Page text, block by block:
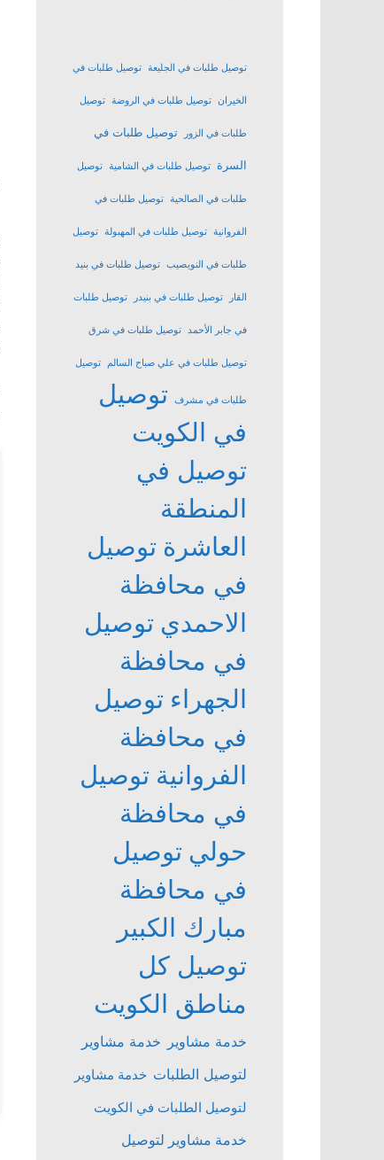
توصيل طلبات في الجليعة توصيل طلبات في
الخيران توصيل طلبات في الروضة توصيل
طلبات في الزور توصيل طلبات في
السرة توصيل طلبات في الشامية توصيل
طلبات في الصالحية توصيل طلبات في
الفروانية توصيل طلبات في المهبولة توصيل
طلبات في النويصيب توصيل طلبات في بنيد
القار توصيل طلبات في بنيدر توصيل طلبات
في جابر الأحمد توصيل طلبات في شرق
توصيل طلبات في علي صباح السالم توصيل
طلبات في مشرف
توصيل
في الكويت
توصيل في
المنطقة
العاشرة توصيل
في محافظة
الاحمدي توصيل
في محافظة
الجهراء توصيل
في محافظة
الفروانية توصيل
في محافظة
حولي توصيل
في محافظة
مبارك الكبير
توصيل كل
مناطق الكويت
خدمة مشاوير
خدمة مشاوير
لتوصيل الطلبات خدمة مشاوير
لتوصيل الطلبات في الكويت
خدمة مشاوير لتوصيل